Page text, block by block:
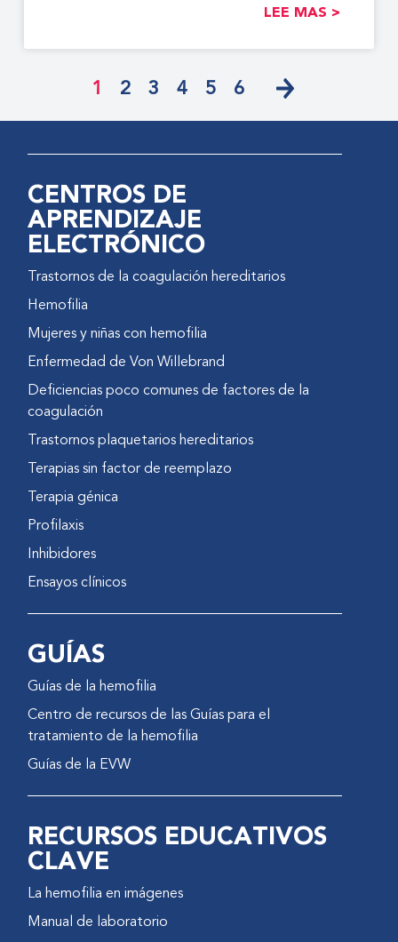
LEE MAS >
1 2 3 4 5 6
CENTROS DE
APRENDIZAJE
ELECTRÓNICO
Trastornos de la coagulación hereditarios
Hemofilia
Mujeres y niñas con hemofilia
Enfermedad de Von Willebrand
Deficiencias poco comunes de factores de la
coagulación
Trastornos plaquetarios hereditarios
Terapias sin factor de reemplazo
Terapia génica
Profilaxis
Inhibidores
Ensayos clínicos
GUÍAS
Guías de la hemofilia
Centro de recursos de las Guías para el
tratamiento de la hemofilia
Guías de la EVW
RECURSOS EDUCATIVOS
CLAVE
La hemofilia en imágenes
Manual de laboratorio